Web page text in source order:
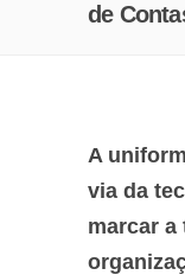
de
A
via da
marcar